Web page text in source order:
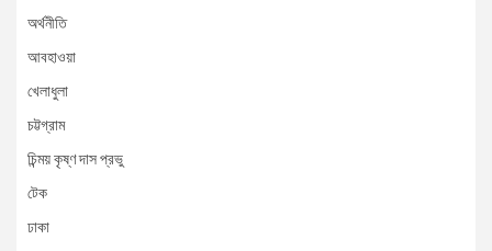
অর্থনীতি
আবহাওয়া
খেলাধুলা
চট্টগ্রাম
চিন্ময় কৃষ্ণ দাস প্রভু
টেক
ঢাকা